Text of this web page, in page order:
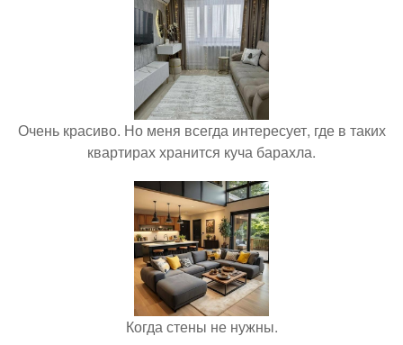
Очень красиво. Но меня всегда интересует, где в таких
квартирах хранится куча барахла.
Когда стены не нужны.